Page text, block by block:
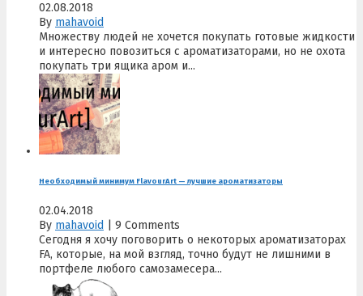
02.08.2018
By mahavoid
Множеству людей не хочется покупать готовые жидкости
и интересно повозиться с ароматизаторами, но не охота
покупать три ящика аром и...
Необходимый минимум FlavourArt — лучшие ароматизаторы
02.04.2018
By mahavoid
9 Comments
Сегодня я хочу поговорить о некоторых ароматизаторах
FA, которые, на мой взгляд, точно будут не лишними в
портфеле любого самозамесера...